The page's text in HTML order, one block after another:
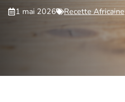
1 mai 2026 Recette Africaine